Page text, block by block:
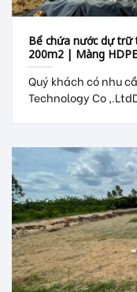
Bể chứa nước dự trữ
200m2 | Màng
Quý khách có nhu
Technology Co